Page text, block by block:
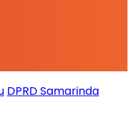
DPRD Samarinda